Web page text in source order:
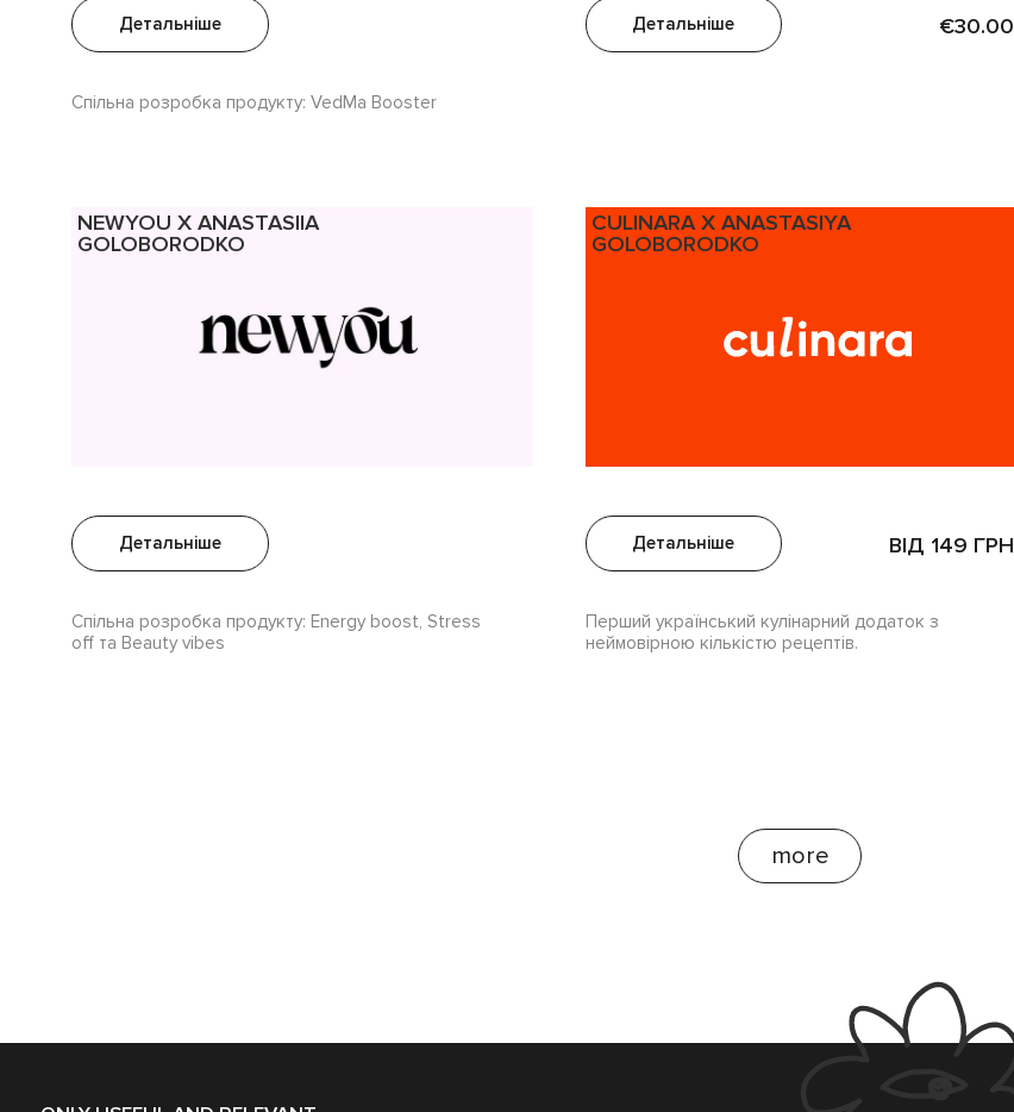
Детальніше
Спільна розробка продукту: VedMa Booster
Детальніше €30.00
NEWYOU X ANASTASIIA
GOLOBORODKO
Детальніше
Спільна розробка продукту: Energy boost, Stress
off та Beauty vibes
CULINARA X ANASTASIYA
GOLOBORODKO
Детальніше ВІД 149 ГРН
Перший український кулінарний додаток з
неймовірною кількістю рецептів.
more